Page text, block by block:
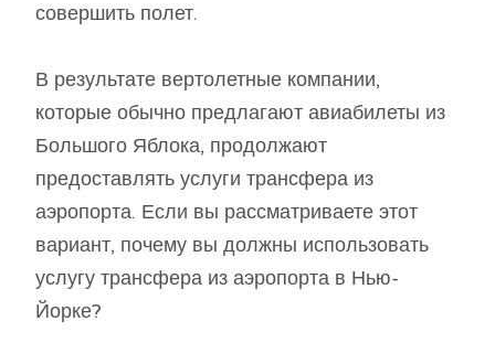
совершить полет.
В результате вертолетные компании,
которые обычно предлагают авиабилеты из
Большого Яблока, продолжают
предоставлять услуги трансфера из
аэропорта. Если вы рассматриваете этот
вариант, почему вы должны использовать
услугу трансфера из аэропорта в Нью-
Йорке?